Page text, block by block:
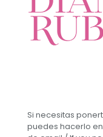
Si necesitas
puedes hacerlo